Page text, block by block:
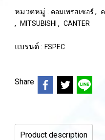
หมวดหมู่ : คอมเพรสเซอร์ ,
, MITSUBISHI , CANTER
แบรนด์ : FSPEC
Share
Product description